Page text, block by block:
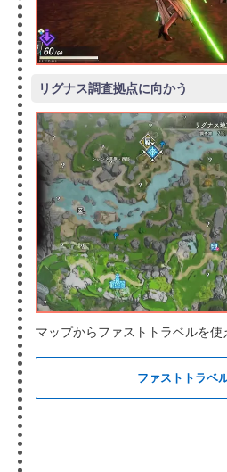
リグナス調査拠点に向かう
マップからファストトラベルを使
ファストトラベ